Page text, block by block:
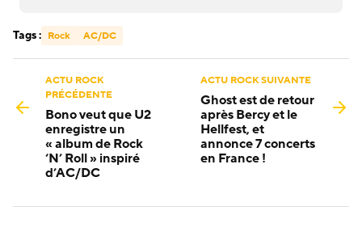
Tags : Rock AC/DC
ACTU ROCK
PRÉCÉDENTE
Bono veut que U2
enregistre un
« album de Rock
‘N’ Roll » inspiré
d’AC/DC
ACTU ROCK SUIVANTE
Ghost est de retour
après Bercy et le
Hellfest, et
annonce 7 concerts
en France !